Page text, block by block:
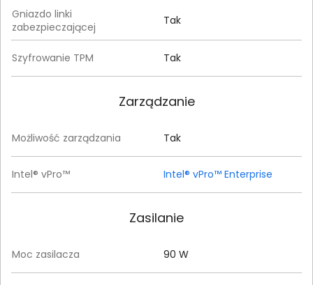
Gniazdo linki
zabezpieczającej
Tak
Szyfrowanie TPM Tak
Zarządzanie
Możliwość zarządzania Tak
Intel® vPro™ Intel® vPro™ Enterprise
Zasilanie
Moc zasilacza 90 W